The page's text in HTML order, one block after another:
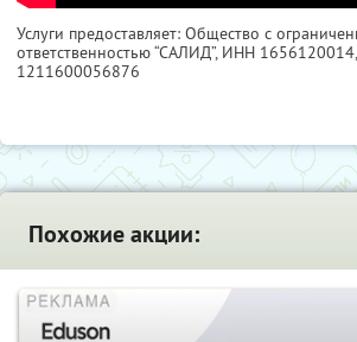
Услуги предоставляет: Общество с
ответственностью “САЛИД”, ИНН 1656120014
1211600056876
Похожие акции: